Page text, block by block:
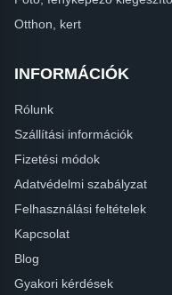
Otthon, kert
INFORMÁCIÓK
Rólunk
Szállítási információk
Fizetési módok
Adatvédelmi szabályzat
Felhasználási feltételek
Kapcsolat
Blog
Gyakori kérdések